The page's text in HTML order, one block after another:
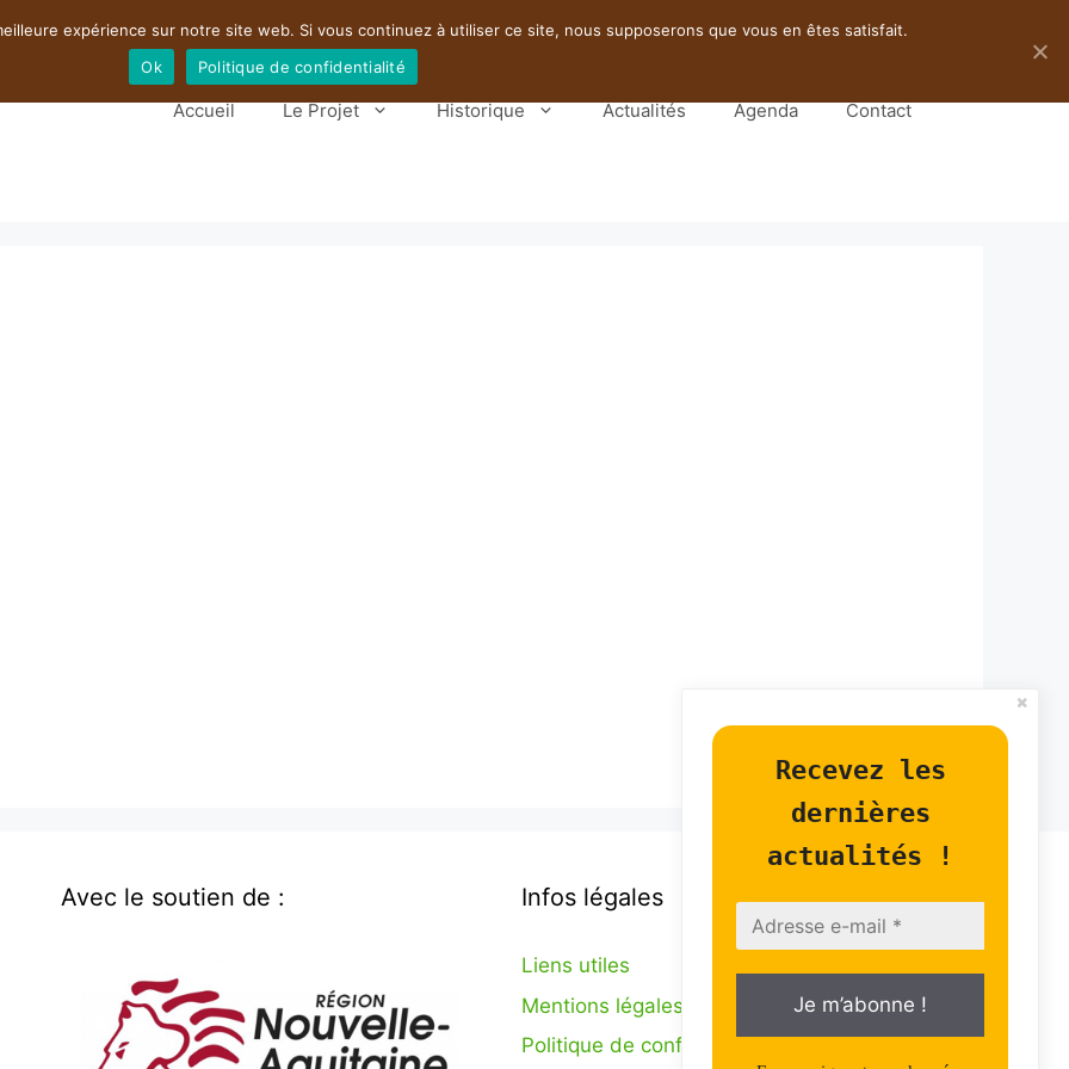
Accueil Le Projet Historique Actualités Agenda Contact
Avec le soutien de : Infos légales
Liens utiles
Mentions légales
Politique de confidentialité
Recevez les
dernières
actualités !
expérience sur notre site web. Si vous continuez à utiliser ce site, nous supposerons que vous en êtes satisfait.
Ok
Politique de confidentialité